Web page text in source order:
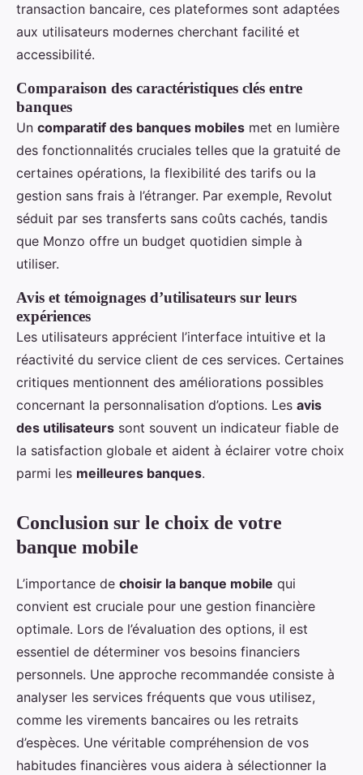
transaction bancaire, ces plateformes sont adaptées
aux utilisateurs modernes cherchant facilité et
accessibilité.
Comparaison des caractéristiques clés entre
banques
Un comparatif des banques mobiles met en lumière
des fonctionnalités cruciales telles que la gratuité de
certaines opérations, la flexibilité des tarifs ou la
gestion sans frais à l’étranger. Par exemple, Revolut
séduit par ses transferts sans coûts cachés, tandis
que Monzo offre un budget quotidien simple à
utiliser.
Avis et témoignages d’utilisateurs sur leurs
expériences
Les utilisateurs apprécient l’interface intuitive et la
réactivité du service client de ces services. Certaines
critiques mentionnent des améliorations possibles
concernant la personnalisation d’options. Les avis
des utilisateurs sont souvent un indicateur fiable de
la satisfaction globale et aident à éclairer votre choix
parmi les meilleures banques.
Conclusion sur le choix de votre
banque mobile
L’importance de choisir la banque mobile qui
convient est cruciale pour une gestion financière
optimale. Lors de l’évaluation des options, il est
essentiel de déterminer vos besoins financiers
personnels. Une approche recommandée consiste à
analyser les services fréquents que vous utilisez,
comme les virements bancaires ou les retraits
d’espèces. Une véritable compréhension de vos
habitudes financières vous aidera à sélectionner la